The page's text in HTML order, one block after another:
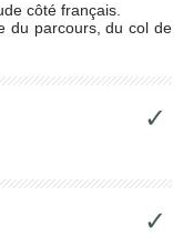
côté français.
du parcours, du col de
✓
✓